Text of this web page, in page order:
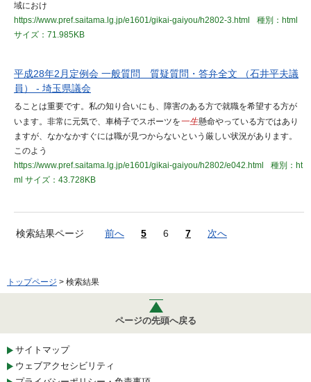
域におけ
https://www.pref.saitama.lg.jp/e1601/gikai-gaiyou/h2802-3.html
種別：html
サイズ：71.985KB
平成28年2月定例会 一般質問 質疑質問・答弁全文 （石井平夫議
員） - 埼玉県議会
ることは重要です。私の知り合いにも、障害のある方で就職を希望する方が
います。非常に元気で、車椅子でスポーツを一生懸命やっている方ではあり
ますが、なかなかすぐには職が見つからないという厳しい状況があります。
このよう
https://www.pref.saitama.lg.jp/e1601/gikai-gaiyou/h2802/e042.html
種別：ht
ml サイズ：43.728KB
検索結果ページ 前へ 5 6 7 次へ
トップページ > 検索結果
ページの先頭へ戻る
サイトマップ
ウェブアクセシビリティ